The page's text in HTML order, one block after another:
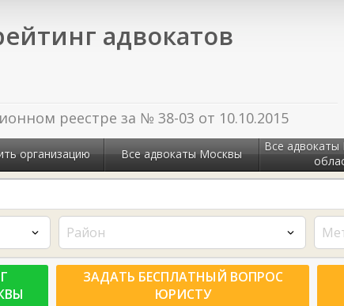
адвокатов
реестре за № 38-03 от 10.10.2015
организацию Все адвокаты Москвы
Все
Район
ЗАДАТЬ БЕСПЛАТНЫЙ ВОПРОС
ЮРИСТУ